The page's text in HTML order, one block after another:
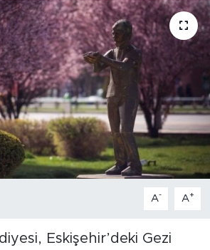
A- A+
Eskişehir’deki Gezi